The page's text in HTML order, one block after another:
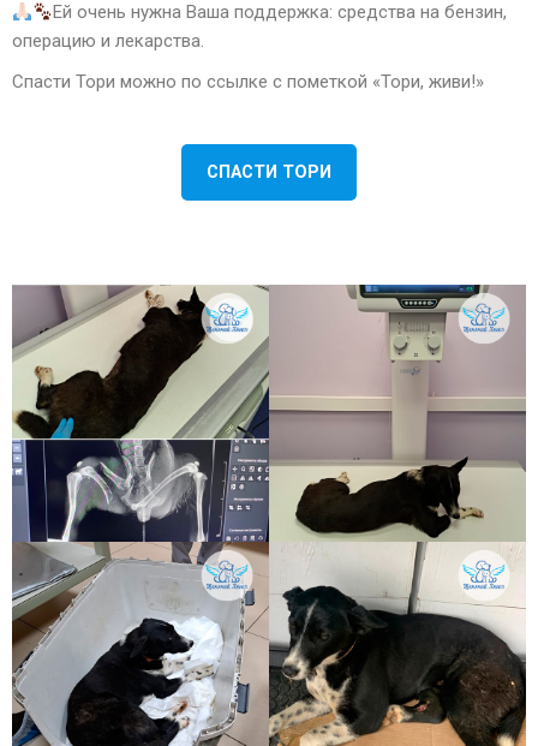
Ей очень нужна Ваша поддержка: средства на бензин,
операцию и лекарства.
Спасти Тори можно по ссылке с пометкой «Тори, живи!»
СПАСТИ ТОРИ